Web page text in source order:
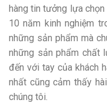
hàng tin tưởng lựa chọn
10 năm kinh nghiệm
những sản phẩm mà
những sản phẩm chất
đến với tay của khách
nhất cũng cảm thấy
chúng tôi.